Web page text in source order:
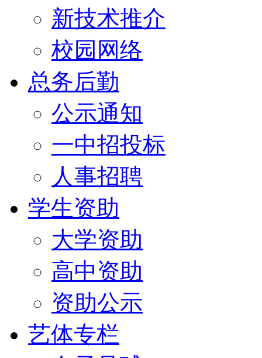
新技术推介
校园网络
总务后勤
公示通知
一中招投标
人事招聘
学生资助
大学资助
高中资助
资助公示
艺体专栏